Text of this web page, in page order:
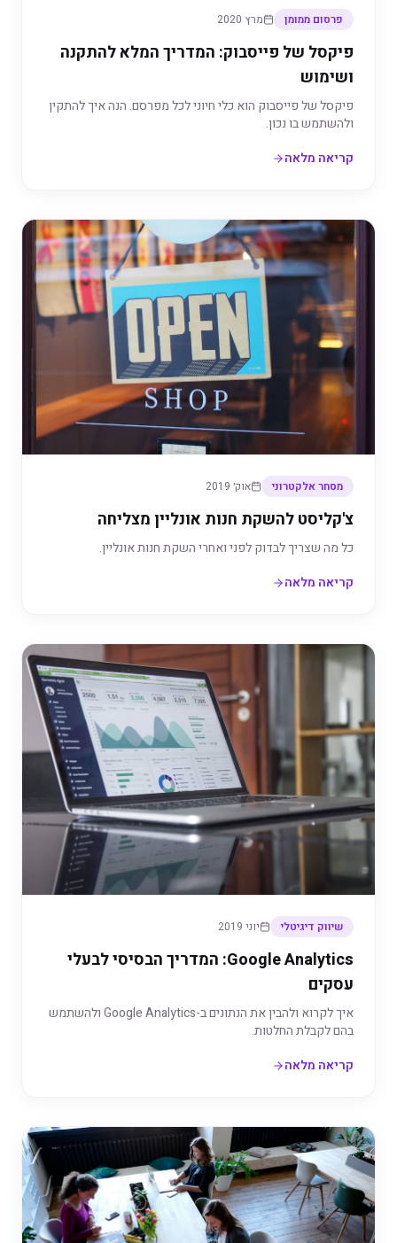
פרסום ממומן מרץ 2020
פיקסל של פייסבוק: המדריך המלא להתקנה
ושימוש
פיקסל של פייסבוק הוא כלי חיוני לכל מפרסם. הנה איך להתקין
ולהשתמש בו נכון.
קריאה מלאה
מסחר אלקטרוני אוק׳ 2019
צ'קליסט להשקת חנות אונליין מצליחה
כל מה שצריך לבדוק לפני ואחרי השקת חנות אונליין.
קריאה מלאה
שיווק דיגיטלי יוני 2019
Google Analytics: המדריך הבסיסי לבעלי
עסקים
איך לקרוא ולהבין את הנתונים ב-Google Analytics ולהשתמש
בהם לקבלת החלטות.
קריאה מלאה